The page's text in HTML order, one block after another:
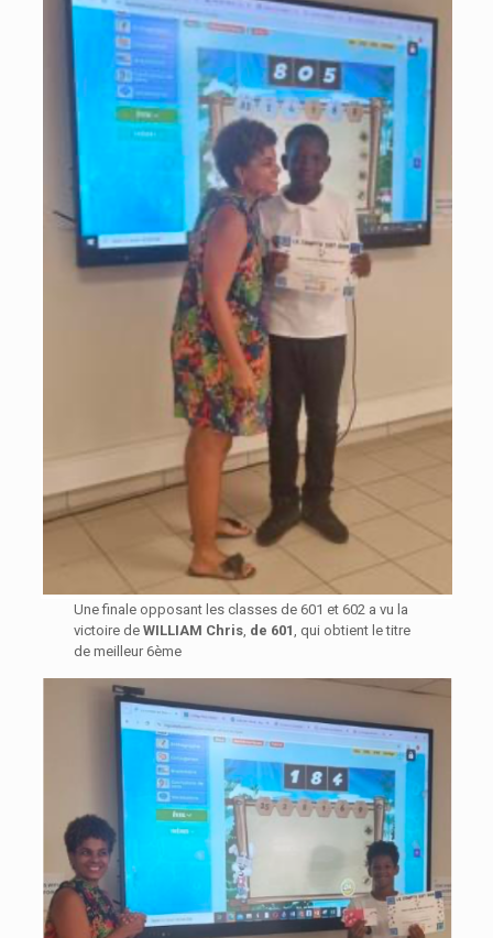
Une finale opposant les classes de 601 et 602 a vu la
victoire de WILLIAM Chris, de 601 , qui obtient le titre
de meilleur 6ème